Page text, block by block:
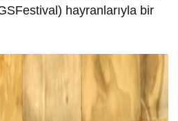
hayranlarıyla bir